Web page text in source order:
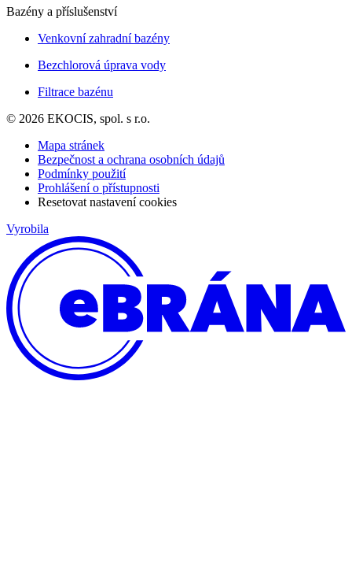
Bazény a příslušenství
Venkovní zahradní bazény
Bezchlorová úprava vody
Filtrace bazénu
© 2026 EKOCIS, spol. s r.o.
Mapa stránek
Bezpečnost a ochrana osobních údajů
Podmínky použití
Prohlášení o přístupnosti
Resetovat nastavení cookies
Vyrobila